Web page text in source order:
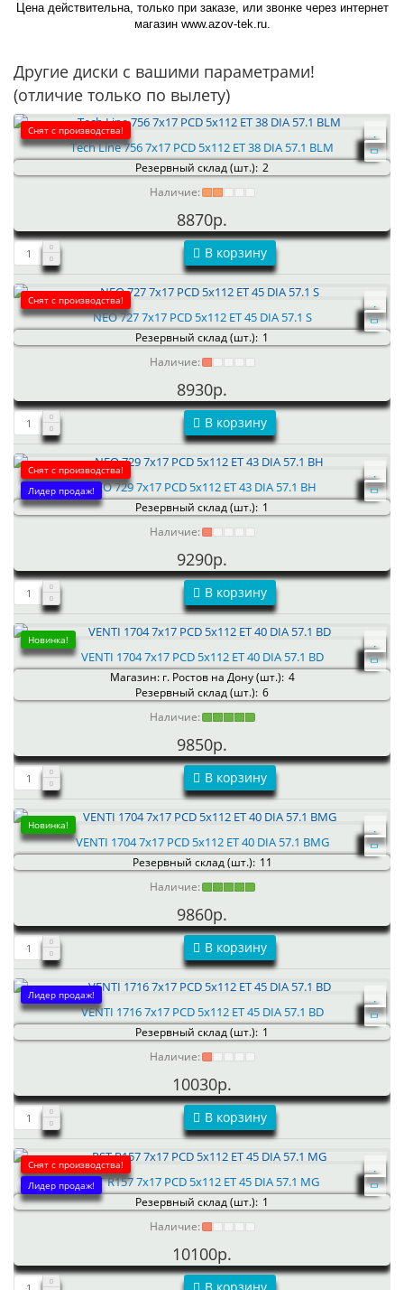
Цена действительна, только при заказе, или звонке через интернет
магазин www.azov-tek.ru.
Другие диски с вашими параметрами!
(отличие только по вылету)
Снят с производства!
Tech Line 756 7x17 PCD 5x112 ET 38 DIA 57.1 BLM
Резервный склад (шт.): 2
Наличие:
8870р.
В корзину
Снят с производства!
NEO 727 7x17 PCD 5x112 ET 45 DIA 57.1 S
Резервный склад (шт.): 1
Наличие:
8930р.
В корзину
Снят с производства!
Лидер продаж!NEO 729 7x17 PCD 5x112 ET 43 DIA 57.1 BH
Резервный склад (шт.): 1
Наличие:
9290р.
В корзину
Новинка!
VENTI 1704 7x17 PCD 5x112 ET 40 DIA 57.1 BD
Магазин: г. Ростов на Дону (шт.): 4
Резервный склад (шт.): 6
Наличие:
9850р.
В корзину
Новинка!
VENTI 1704 7x17 PCD 5x112 ET 40 DIA 57.1 BMG
Резервный склад (шт.): 11
Наличие:
9860р.
В корзину
Лидер продаж!
VENTI 1716 7x17 PCD 5x112 ET 45 DIA 57.1 BD
Резервный склад (шт.): 1
Наличие:
10030р.
В корзину
Снят с производства!
Лидер продаж!RST R157 7x17 PCD 5x112 ET 45 DIA 57.1 MG
Резервный склад (шт.): 1
Наличие:
10100р.